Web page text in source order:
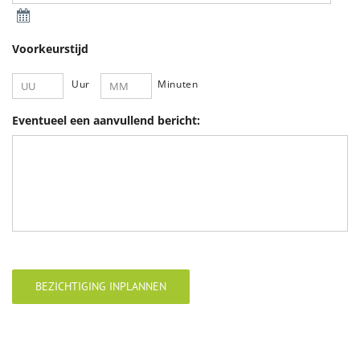
Voorkeurstijd
Uur Minuten
Eventueel een aanvullend bericht:
BEZICHTIGING INPLANNEN